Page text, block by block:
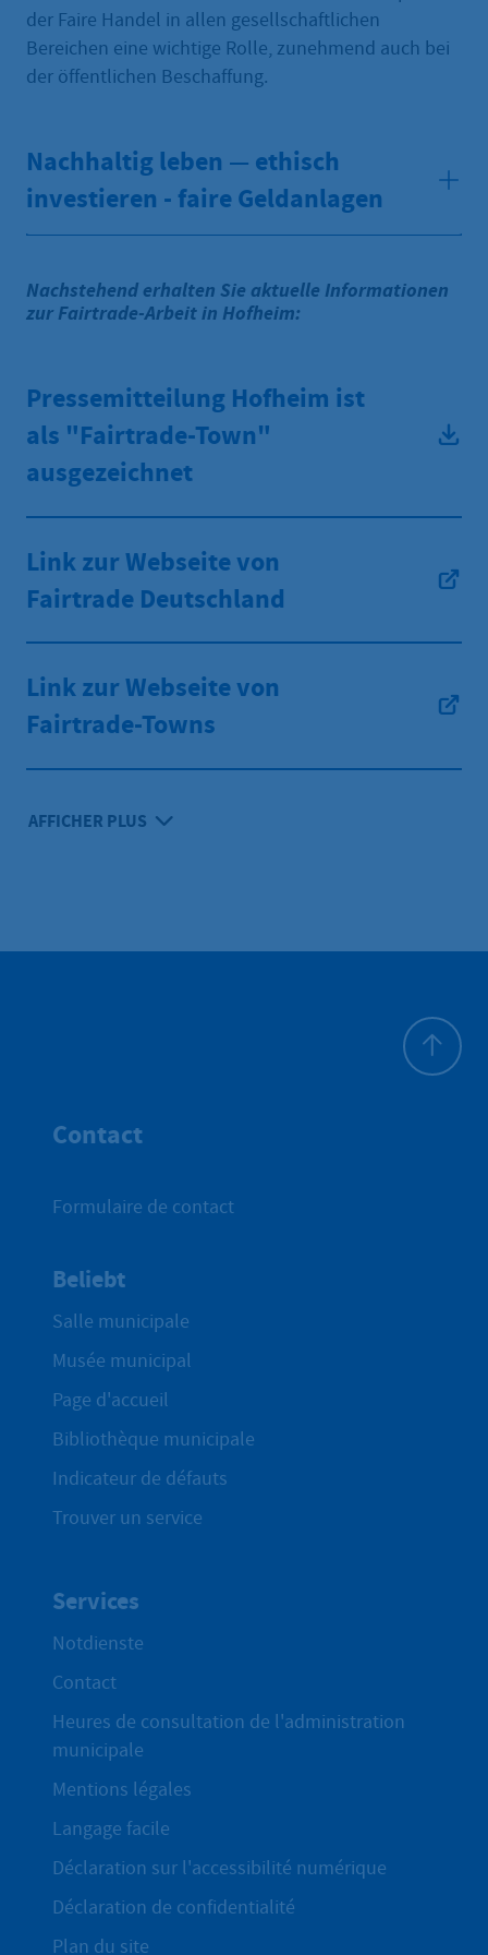
der Faire Handel in allen gesellschaftlichen
Bereichen eine wichtige Rolle, zunehmend auch bei
der öffentlichen Beschaffung.
Nachhaltig leben — ethisch
investieren - faire Geldanlagen
Nachstehend erhalten Sie aktuelle Informationen
zur Fairtrade-Arbeit in Hofheim:
Pressemitteilung Hofheim ist
als "Fairtrade-Town"
ausgezeichnet
Link zur Webseite von
Fairtrade Deutschland
Link zur Webseite von
Fairtrade-Towns
AFFICHER PLUS
Contact
Formulaire de contact
Beliebt
Salle municipale
Musée municipal
Page d'accueil
Bibliothèque municipale
Indicateur de défauts
Trouver un service
Services
Notdienste
Contact
Heures de consultation de l'administration
municipale
Mentions légales
Langage facile
Déclaration sur l'accessibilité numérique
Déclaration de confidentialité
Plan du site